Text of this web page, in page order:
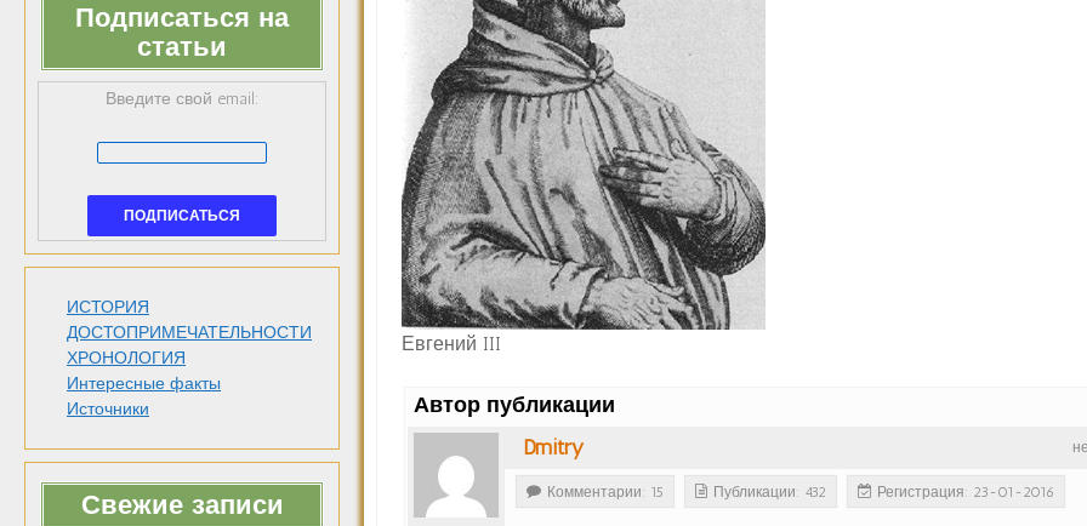
Подписаться на
статьи
Введите свой email:
ИСТОРИЯ
ДОСТОПРИМЕЧАТЕЛЬНОСТИ
ХРОНОЛОГИЯ
Интересные факты
Источники
Свежие записи
Евгений III
Автор публикации
Dmitry
Комментарии: 15 Публикации: 432 Регистрация: 23-01-2016